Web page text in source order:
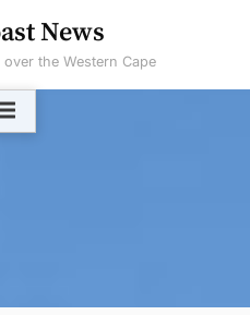
News
the Western Cape